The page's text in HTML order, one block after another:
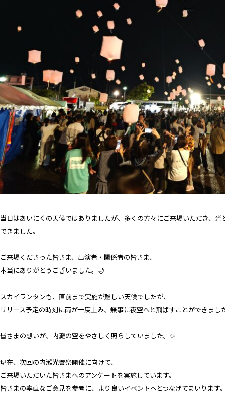
当日はあいにくの天候ではありましたが、多くの方々にご来場いただき、
できました。
ご来場くださった皆さま、出演者・関係者の皆さま、
本当にありがとうございました。🌙
スカイランタンも、直前まで実施が難しい天候でしたが、
リリース予定の時刻に雨が一度止み、無事に夜空へと飛ばすことができまし
皆さまの想いが、内灘の空をやさしく照らしていました。✨
現在、次回の内灘光響祭開催に向けて、
ご来場いただいた皆さまへのアンケートを実施しています。
皆さまの率直なご意見を参考に、より良いイベントへとつなげてまいります